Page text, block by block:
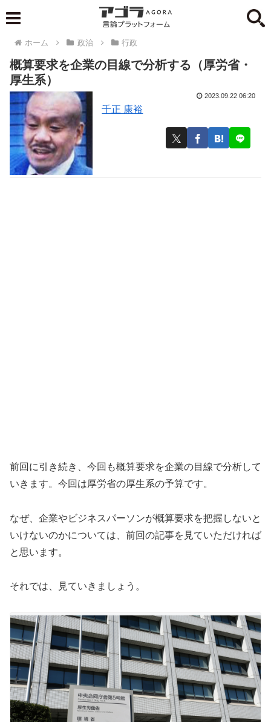
ホーム 政治 行政
概算要求を企業の目線で分析する（厚労省・
厚生系）
千正 康裕
2023.09.22 06:20
前回に引き続き、今回も概算要求を企業の目線で分析して
いきます。今回は厚労省の厚生系の予算です。
なぜ、企業やビジネスパーソンが概算要求を把握しないと
いけないのかについては、前回の記事を見ていただければ
と思います。
それでは、見ていきましょう。